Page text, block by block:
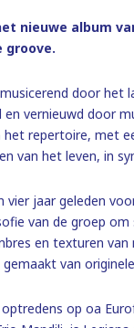
nieuwe album
groove.
door
vernieuwd door
repertoire, met
van het leven, in
vier jaar geleden
van de groep
en texturen
van
op oa